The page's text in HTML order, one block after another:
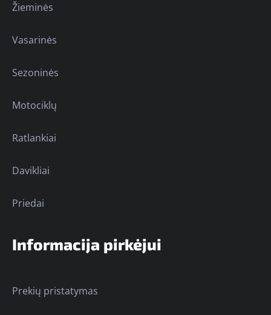
Žieminės
Vasarinės
Sezoninės
Motociklų
Ratlankiai
Davikliai
Priedai
Informacija pirkėjui
Prekių pristatymas